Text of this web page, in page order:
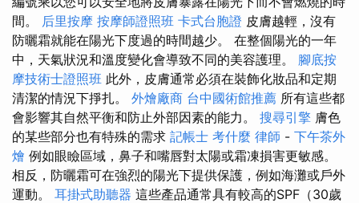
間。 后里按摩 按摩師證照班 卡式台胞證 皮膚越輕，沒有
防曬霜就能在陽光下度過的時間越少。 在整個陽光的一年
中，天氣狀況和溫度變化會導致不同的美容護理。 腳底按
摩技術士證照班 此外，皮膚通常必須在裝飾化妝品和定期
清潔的情況下掙扎。 外燴廠商 台中國術館推薦 所有這些都
會影響其自然平衡和防止外部因素的能力。 搜尋引擎 膚色
的某些部分也有特殊的需求 記帳士 考什麼 律師 - 下午茶外
燴 例如眼瞼區域，鼻子和嘴唇對太陽或霜凍損害更敏感。
相反，防曬霜可在強烈的陽光下提供保護，例如海灘或戶外
運動。 耳掛式助聽器 這些產品通常具有較高的SPF（30歲